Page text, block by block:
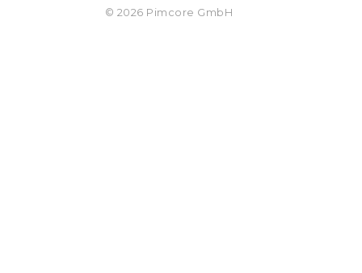
© 2026 Pimcore GmbH